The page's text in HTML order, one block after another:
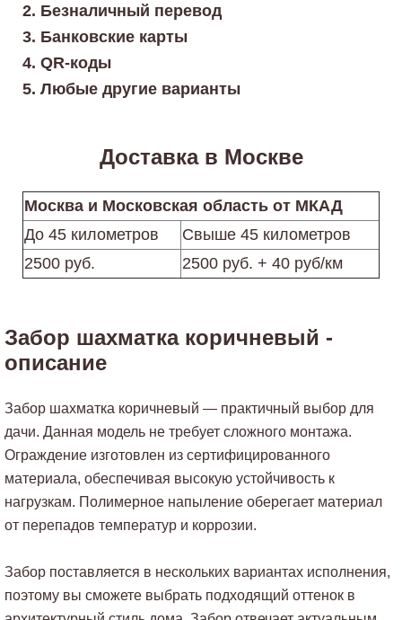
Безналичный перевод
Банковские карты
QR-коды
Любые другие варианты
Доставка в Москве
Москва и Московская область от МКАД
До 45 километров
Свыше 45 километров
2500 руб.
2500 руб. + 40 руб/км
Забор шахматка коричневый -
описание
Забор шахматка коричневый — практичный выбор для
дачи. Данная модель не требует сложного монтажа.
Ограждение изготовлен из сертифицированного
материала, обеспечивая высокую устойчивость к
нагрузкам. Полимерное напыление оберегает материал
от перепадов температур и коррозии.
Забор поставляется в нескольких вариантах исполнения,
поэтому вы сможете выбрать подходящий оттенок в